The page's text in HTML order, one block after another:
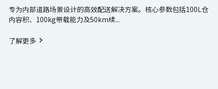
专为内部道路场景设计的高效配送解决方案。核心参数包括100L仓
内容积、100kg带载能力及50km续...
了解更多